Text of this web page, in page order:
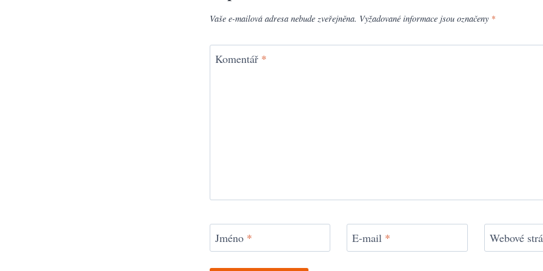
Vaše e-mailová adresa nebude zveřejněna. Vyžadované informace jsou označeny *
Komentář *
Jméno * E-mail * Webové